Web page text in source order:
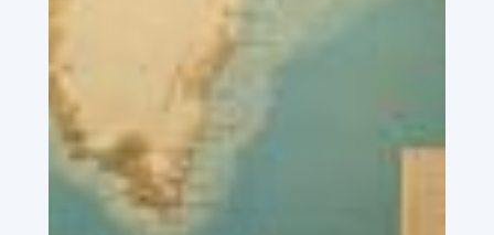
Vi sætter en ære i at finde den bedste løsning –
dette gælder både med hensyn til materialer og
optimering af fragten. Vi gør en ekstra indsats
for at pakke alle varer vi sender så kompakt
som muligt. Vi er uafhængige og kan skaffe
varer fra mange leverandører, hvilket betyder
minimale restordre.